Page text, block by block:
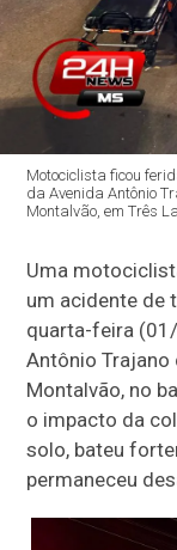
Motociclista ficou
da Avenida Antônio
Montalvão, em Três
Uma
um acidente de
quarta-feira
Antônio Trajano
Montalvão, no
o impacto da
solo, bateu
permaneceu